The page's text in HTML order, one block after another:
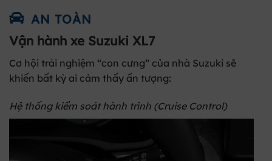
AN TOÀN
Vận hành xe Suzuki XL7
Cơ hội trải nghiệm “con cưng” của nhà Suzuki sẽ
khiến bất kỳ ai cảm thấy ấn tượng:
Hệ thống kiểm soát hành trình (Cruise Control)